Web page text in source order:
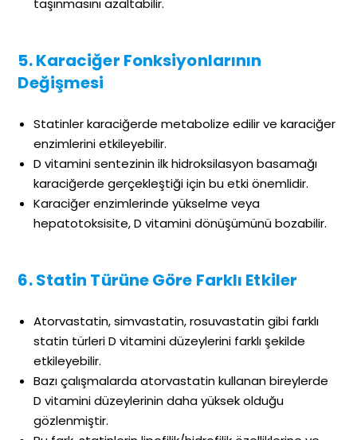
taşınmasını azaltabilir.
5. Karaciğer Fonksiyonlarının
Değişmesi
Statinler karaciğerde metabolize edilir ve karaciğer
enzimlerini etkileyebilir.
D vitamini sentezinin ilk hidroksilasyon basamağı
karaciğerde gerçekleştiği için bu etki önemlidir.
Karaciğer enzimlerinde yükselme veya
hepatotoksisite, D vitamini dönüşümünü bozabilir.
6. Statin Türüne Göre Farklı Etkiler
Atorvastatin, simvastatin, rosuvastatin gibi farklı
statin türleri D vitamini düzeylerini farklı şekilde
etkileyebilir.
Bazı çalışmalarda atorvastatin kullanan bireylerde
D vitamini düzeylerinin daha yüksek olduğu
gözlenmiştir.